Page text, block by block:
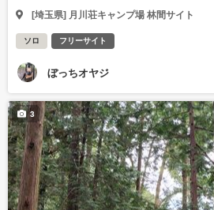
[埼玉県] 月川荘キャンプ場 林間サイト
ソロ フリーサイト
ぼっちオヤジ
3